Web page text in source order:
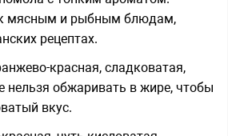
мясным и рыбным блюдам,
рецептах.
красная, сладковатая,
нельзя обжаривать в жире, чтобы
вкус.